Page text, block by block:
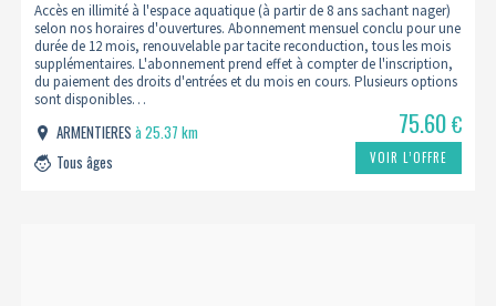
Accès en illimité à l'espace aquatique (à partir de 8 ans sachant nager)
selon nos horaires d'ouvertures. Abonnement mensuel conclu pour une
durée de 12 mois, renouvelable par tacite reconduction, tous les mois
supplémentaires. L'abonnement prend effet à compter de l'inscription,
du paiement des droits d'entrées et du mois en cours. Plusieurs options
sont disponibles…
ARMENTIERESà 25.37 km
Tous âges
75.60€
VOIR L’OFFRE